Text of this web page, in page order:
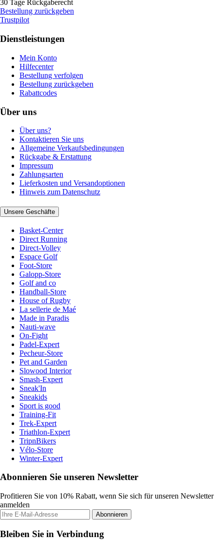
30 Tage Rückgaberecht
Bestellung zurückgeben
Trustpilot
Dienstleistungen
Mein Konto
Hilfecenter
Bestellung verfolgen
Bestellung zurückgeben
Rabattcodes
Über uns
Über uns?
Kontaktieren Sie uns
Allgemeine Verkaufsbedingungen
Rückgabe & Erstattung
Impressum
Zahlungsarten
Lieferkosten und Versandoptionen
Hinweis zum Datenschutz
Unsere Geschäfte
Basket-Center
Direct Running
Direct-Volley
Espace Golf
Foot-Store
Galopp-Store
Golf and co
Handball-Store
House of Rugby
La sellerie de Maé
Made in Paradis
Nauti-wave
On-Fight
Padel-Expert
Pecheur-Store
Pet and Garden
Slowood Interior
Smash-Expert
Sneak'In
Sneakids
Sport is good
Training-Fit
Trek-Expert
Triathlon-Expert
TripnBikers
Vélo-Store
Winter-Expert
Abonnieren Sie unseren Newsletter
Profitieren Sie von 10% Rabatt, wenn Sie sich für unseren Newsletter
anmelden
Abonnieren
Bleiben Sie in Verbindung